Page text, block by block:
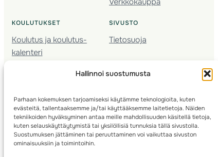
Hallinnoi suostumusta
Parhaan kokemuksen tarjoamiseksi käytämme teknologioita, kuten
evästeitä, tallentaaksemme ja/tai käyttääksemme laitetietoja. Näiden
tekniikoiden hyväksyminen antaa meille mahdollisuuden käsitellä tietoja,
kuten selauskäyttäytymistä tai yksilöllisiä tunnuksia tällä sivustolla.
Suostumuksen jättäminen tai peruuttaminen voi vaikuttaa sivuston
ominaisuuksiin ja toimintoihin.
KOULUTUKSET
Koulutus ja koulutus­
kalenteri
Seura­kehittäminen
Kartoitus
Ratamestari
SIVUSTO
Tietosuoja
© 2025 ·Suomen Suunnistusliitto· Valimotie 10, 00380 Helsinki, Finland